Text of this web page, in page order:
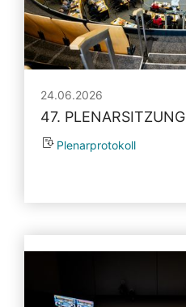
24.06.2026
47. PLENARSITZUNG
Plenarprotokoll